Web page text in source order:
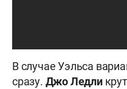
В случае Уэльса
сразу. ДжоЛедли